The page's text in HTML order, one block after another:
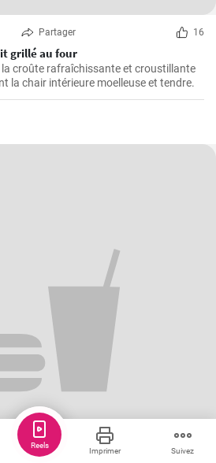
Partager 16
grillé au four
croûte rafraîchissante et croustillante
la chair intérieure moelleuse et tendre.
Imprimer Suivez
Reels